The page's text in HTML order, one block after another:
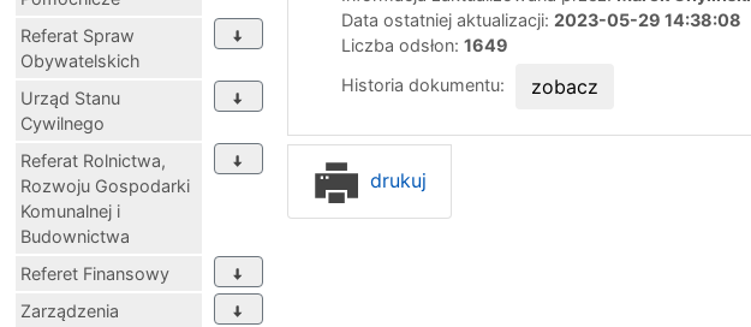
Referat Spraw
Obywatelskich
Urząd Stanu
Cywilnego
Referat Rolnictwa,
Rozwoju Gospodarki
Komunalnej i
Budownictwa
Referet Finansowy
Zarządzenia
Data ostatniej aktualizacji: 2023-05-29 14:38:08
Liczba odsłon: 1649
Historia dokumentu:
zobacz
drukuj